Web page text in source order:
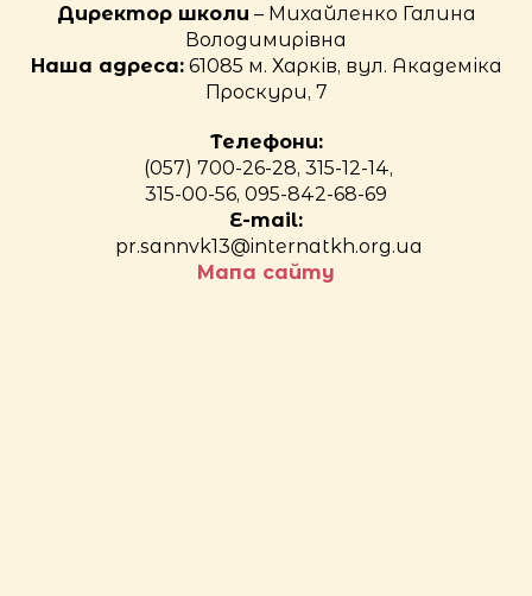
Директор школи – Михайленко Галина
Володимирівна
Наша адреса:61085 м. Харків, вул. Академіка
Проскури, 7
Телефони:
(057) 700-26-28, 315-12-14,
315-00-56, 095-842-68-69
E-mail:
pr.sannvk13@internatkh.org.ua
Мапа сайту